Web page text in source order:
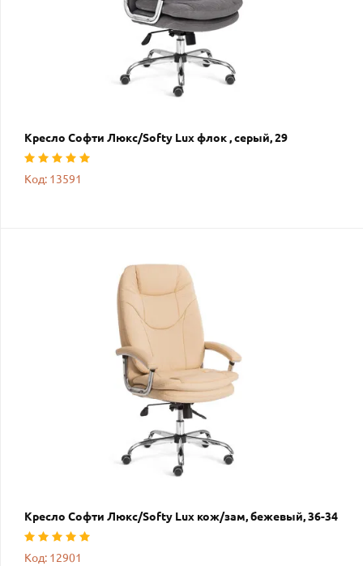
Кресло Софти Люкс/Softy Lux флок , серый, 29
Код: 13591
Кресло Софти Люкс/Softy Lux кож/зам, бежевый, 36-34
Код: 12901